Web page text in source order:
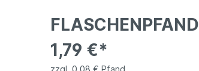
FLASCHENPFAND
1,79 €*